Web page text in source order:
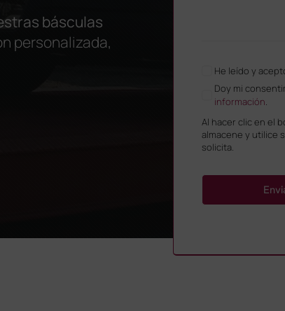
básculas
personalizada,
He leído y
Doy mi
información
Al hacer clic en el
almacene y utilice
solicita.